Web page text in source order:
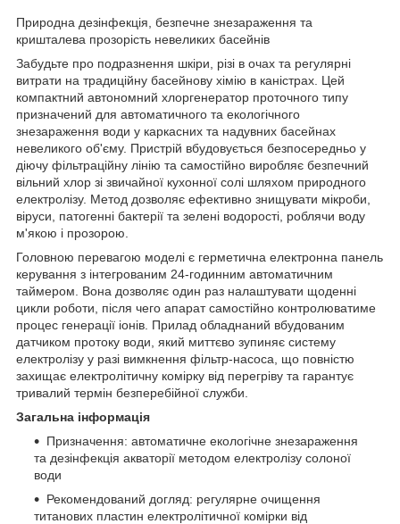
Природна дезінфекція, безпечне знезараження та
кришталева прозорість невеликих басейнів
Забудьте про подразнення шкіри, різі в очах та регулярні
витрати на традиційну басейнову хімію в каністрах. Цей
компактний автономний хлоргенератор проточного типу
призначений для автоматичного та екологічного
знезараження води у каркасних та надувних басейнах
невеликого об'єму. Пристрій вбудовується безпосередньо у
діючу фільтраційну лінію та самостійно виробляє безпечний
вільний хлор зі звичайної кухонної солі шляхом природного
електролізу. Метод дозволяє ефективно знищувати мікроби,
віруси, патогенні бактерії та зелені водорості, роблячи воду
м'якою і прозорою.
Головною перевагою моделі є герметична електронна панель
керування з інтегрованим 24-годинним автоматичним
таймером. Вона дозволяє один раз налаштувати щоденні
цикли роботи, після чего апарат самостійно контролюватиме
процес генерації іонів. Прилад обладнаний вбудованим
датчиком протоку води, який миттєво зупиняє систему
електролізу у разі вимкнення фільтр-насоса, що повністю
захищає електролітичну комірку від перегріву та гарантує
тривалий термін безперебійної служби.
Загальна інформація
Призначення: автоматичне екологічне знезараження
та дезінфекція акваторії методом електролізу солоної
води
Рекомендований догляд: регулярне очищення
титанових пластин електролітичної комірки від